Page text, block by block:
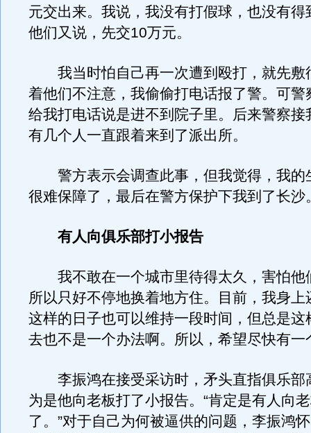
元交出来。我说，我没有打假球，也没有得
他们又说，先交10万元。
我当时怕自己再一次遭到殴打，就先敷
着他们不注意，我偷偷打电话报了警。可警
给我打电话说是进不到院子里。后来警察接
有几个人一直跟着来到了派出所。
警方表示会调查此事，但我觉得，我的
很难保障了，最后在警方保护下我到了长沙
有人向俱乐部打小报告
我不敢在一个城市里待得太久，害怕他
所以只好不停地换着地方住。目前，我身上
这样的日子也可以维持一段时间，但总是这
去也不是一个办法啊。所以，希望尽快有一
李振鸿在接受采访时，矛头直指俱乐部
为是他向老板打了小报告。“肯定是有人向
了。”对于自己为何被逼供的问题，李振鸿